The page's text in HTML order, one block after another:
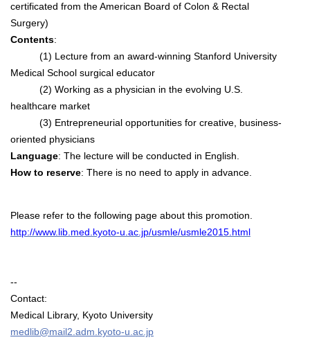
certificated from the American Board of Colon & Rectal
Surgery)
Contents:
(1) Lecture from an award-winning Stanford University
Medical School surgical educator
(2) Working as a physician in the evolving U.S.
healthcare market
(3) Entrepreneurial opportunities for creative, business-
oriented physicians
Language: The lecture will be conducted in English.
How to reserve: There is no need to apply in advance.
Please refer to the following page about this promotion.
http://www.lib.med.kyoto-u.ac.jp/usmle/usmle2015.html
--
Contact:
Medical Library, Kyoto University
medlib@mail2.adm.kyoto-u.ac.jp